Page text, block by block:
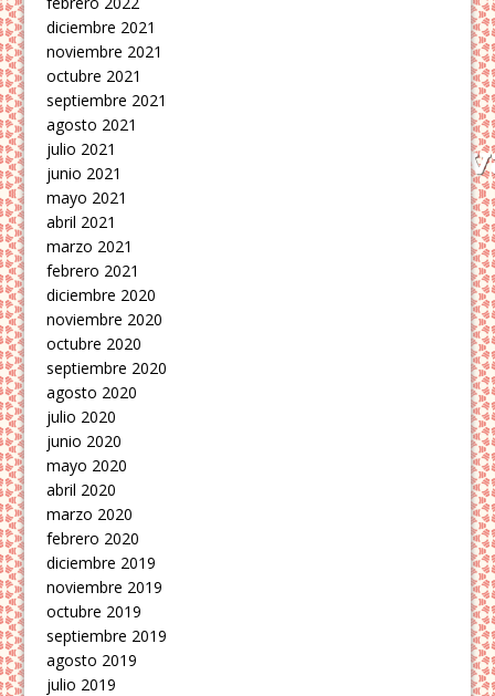
diciembre 2021
noviembre 2021
octubre 2021
septiembre 2021
agosto 2021
julio 2021
junio 2021
mayo 2021
abril 2021
marzo 2021
febrero 2021
diciembre 2020
noviembre 2020
octubre 2020
septiembre 2020
agosto 2020
julio 2020
junio 2020
mayo 2020
abril 2020
marzo 2020
febrero 2020
diciembre 2019
noviembre 2019
octubre 2019
septiembre 2019
agosto 2019
julio 2019